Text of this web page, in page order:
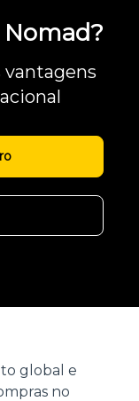
vantagens
global e
no